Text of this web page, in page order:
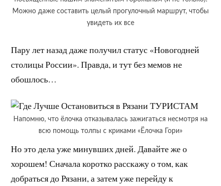
Можно даже составить целый прогулочный маршрут, чтобы
увидеть их все
Пару лет назад даже получил статус «Новогодней
столицы России». Правда, и тут без мемов не
обошлось…
Напомню, что ёлочка отказывалась зажигаться несмотря на
всю помощь толпы с криками «Ёлочка Гори»
Но это дела уже минувших дней. Давайте же о
хорошем! Сначала коротко расскажу о том, как
добраться до Рязани, а затем уже перейду к